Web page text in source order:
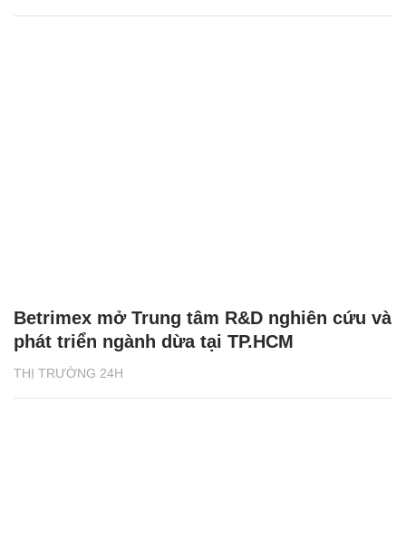
THỊ TRƯỜNG 24H
Betrimex mở Trung tâm R&D nghiên cứu và
phát triển ngành dừa tại TP.HCM